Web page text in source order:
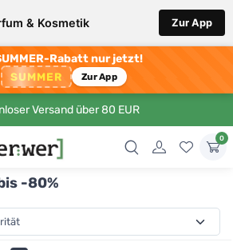
& Kosmetik Zur App
Rabatt nur jetzt!
SUMMER Zur App
Versand über 80 EUR
0
-80%